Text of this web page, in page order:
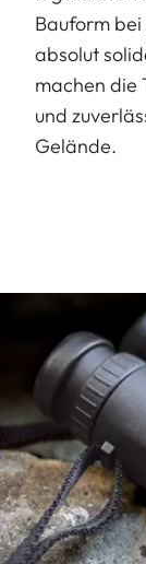
Bauform
absolut
machen die
und
Gelände.